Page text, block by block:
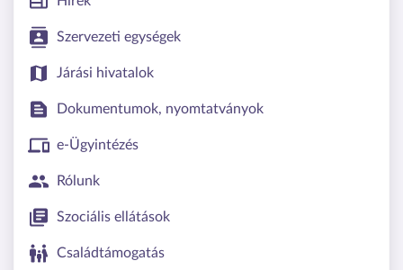
Szervezeti egységek
Járási hivatalok
Dokumentumok, nyomtatványok
e-Ügyintézés
Rólunk
Szociális ellátások
Családtámogatás